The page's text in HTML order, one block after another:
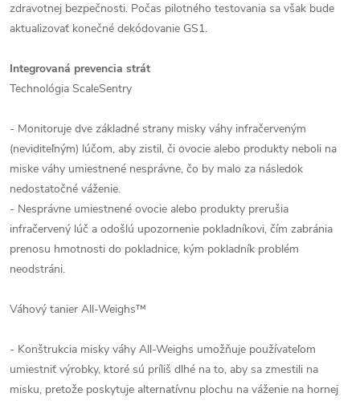
zdravotnej bezpečnosti. Počas pilotného testovania sa však bude
aktualizovať konečné dekódovanie GS1.
Integrovaná prevencia strát
Technológia ScaleSentry
- Monitoruje dve základné strany misky váhy infračerveným
(neviditeľným) lúčom, aby zistil, či ovocie alebo produkty neboli na
miske váhy umiestnené nesprávne, čo by malo za následok
nedostatočné váženie.
- Nesprávne umiestnené ovocie alebo produkty prerušia
infračervený lúč a odošlú upozornenie pokladníkovi, čím zabránia
prenosu hmotnosti do pokladnice, kým pokladník problém
neodstráni.
Váhový tanier All-Weighs™
- Konštrukcia misky váhy All-Weighs umožňuje používateľom
umiestniť výrobky, ktoré sú príliš dlhé na to, aby sa zmestili na
misku, pretože poskytuje alternatívnu plochu na váženie na hornej